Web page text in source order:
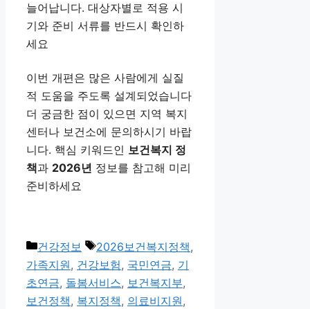
늘어납니다. 대상자별로 적용 시
기와 준비 서류를 반드시 확인하
세요
이번 개편은 많은 사람에게 실질
적 도움을 주도록 설계되었습니다
더 궁금한 점이 있으면 지역 복지
센터나 보건소에 문의하시기 바랍
니다. 핵심 키워드인 보건복지 정
책과 2026년 정보를 참고해 미리
준비하세요
카
테
고
리
건강정보
태
그
2026보건복지정책,
가족지원, 건강보험, 국민연금, 기
초연금, 돌봄서비스, 보건복지부,
보건정책, 복지정책, 의료비지원,